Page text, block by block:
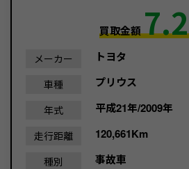
買取金額7.2
メーカー トヨタ
車種 プリウス
年式 平成21年/2009年
走行距離 120,661Km
種別 事故車